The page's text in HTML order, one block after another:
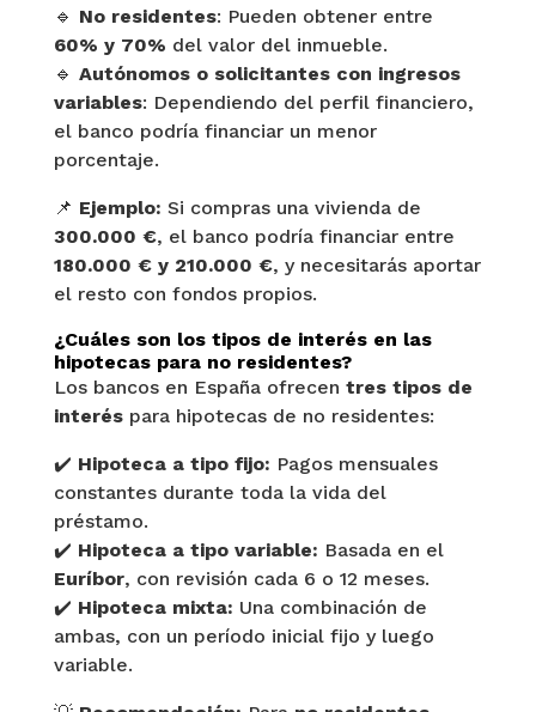
🔹 No residentes: Pueden obtener entre
60% y 70% del valor del inmueble.
🔹 Autónomos o solicitantes con ingresos
variables: Dependiendo del perfil financiero,
el banco podría financiar un menor
porcentaje.
📌 Ejemplo: Si compras una vivienda de
300.000 €, el banco podría financiar entre
180.000 € y 210.000 €, y necesitarás aportar
el resto con fondos propios.
¿Cuáles son los tipos de interés en las
hipotecas para no residentes?
Los bancos en España ofrecen tres tipos de
interéspara hipotecas de no residentes:
✔️ Hipoteca a tipo fijo: Pagos mensuales
constantes durante toda la vida del
préstamo.
✔️ Hipoteca a tipo variable: Basada en el
Euríbor, con revisión cada 6 o 12 meses.
✔️ Hipoteca mixta: Una combinación de
ambas, con un período inicial fijo y luego
variable.